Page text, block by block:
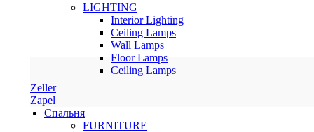
LIGHTING
Interior Lighting
Ceiling Lamps
Wall Lamps
Floor Lamps
Ceiling Lamps
Zeller
Zapel
Спальня
FURNITURE